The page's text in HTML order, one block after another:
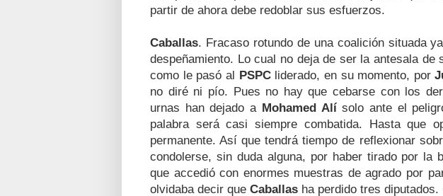
partir de ahora debe redoblar sus esfuerzos.
Caballas. Fracaso rotundo de una coalición situada
despeñamiento. Lo cual no deja de ser la antesala de
como le pasó al PSPCliderado, en su momento, por
no diré ni pío. Pues no hay que cebarse con los
urnas han dejado a Mohamed Alísolo ante el
palabra será casi siempre combatida. Hasta que
permanente. Así que tendrá tiempo de reflexionar
condolerse, sin duda alguna, por haber tirado por la
que accedió con enormes muestras de agrado por
olvidaba decir que Caballas ha perdido tres